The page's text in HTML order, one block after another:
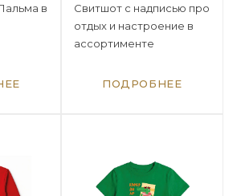
в
Свитшот с надписью про
отдых и настроение в
ассортименте
ПОДРОБНЕЕ